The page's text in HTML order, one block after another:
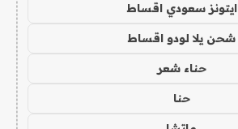
ايتونز سعودي اقساط
شحن يلا لودو اقساط
حناء شعر
حنا